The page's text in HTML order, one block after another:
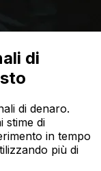
di
di denaro.
stime di
in tempo
più di